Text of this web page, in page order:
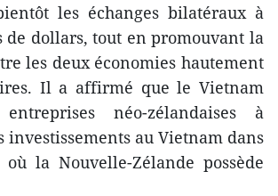
les échanges bilatéraux à
dollars, tout en promouvant la
les deux économies hautement
Il a affirmé que le Vietnam
néo-zélandaises à
investissements au Vietnam dans
la Nouvelle-Zélande possède